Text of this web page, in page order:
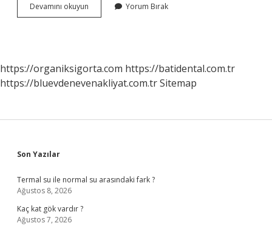
Devamını okuyun Türkiyede
Buz
Yorum Bırak
https://organiksigorta.com https://batidental.com.tr
https://bluevdenevenakliyat.com.trSitemap
Sidebar
Son Yazılar
Termal su ile normal su arasındaki fark ?
Ağustos 8, 2026
Kaç kat gök vardır ?
Ağustos 7, 2026